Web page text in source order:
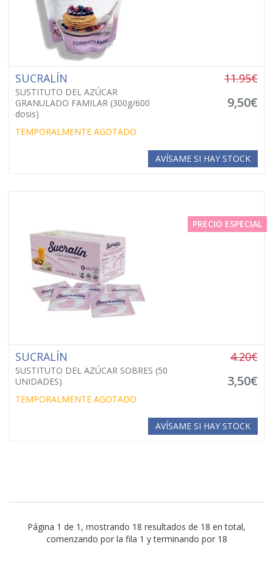
SUCRALÍN
SUSTITUTO DEL AZÚCAR
GRANULADO FAMILAR (300g/600
dosis)
11.95€
9,50€
TEMPORALMENTE AGOTADO
AVÍSAME SI HAY STOCK
PRECIO ESPECIAL
SUCRALÍN
SUSTITUTO DEL AZÚCAR SOBRES (50
UNIDADES)
4.20€
3,50€
TEMPORALMENTE AGOTADO
AVÍSAME SI HAY STOCK
Página 1 de 1, mostrando 18 resultados de 18 en total,
comenzando por la fila 1 y terminando por 18